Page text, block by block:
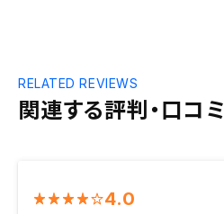
関連する評判・口コミ
RELATED REVIEWS
4.0